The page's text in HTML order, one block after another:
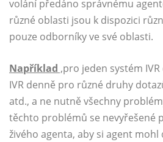
volání předáno správnému
různé oblasti jsou k dispozici
pouze odborníky ve své oblasti.
Například ,pro jeden systém
IVR denně pro různé druhy
atd., a ne nutně všechny
těchto problémů se nevyřešené
živého agenta, aby si agent mohl